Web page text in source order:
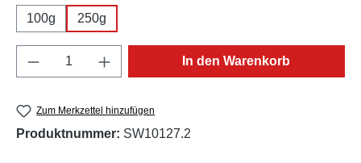
100g 250g
Produkt Anzahl: Gib den gewünschten
In den Warenkorb
Zum Merkzettel hinzufügen
Produktnummer: SW10127.2